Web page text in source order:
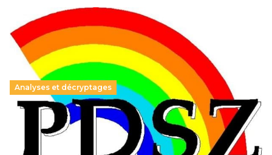
Analyses et décryptages
Hongrie : du changement pour les politiques
éducatives, aussi !
25 juin 2026